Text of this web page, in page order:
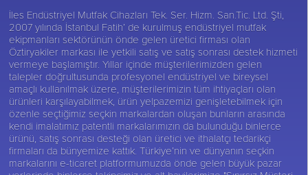
İles Endüstriyel Mutfak Cihazları Tek. Ser. Hizm. San.Tic. Ltd. Şti,
2007 yılında İstanbul Fatih’ de kurulmuş endüstriyel mutfak
ekipmanları sektörünün önde gelen üretici firması olan
Öztiryakiler markası ile yetkili satış ve satış sonrası destek hizmeti
vermeye başlamıştır. Yıllar içinde müşterilerimizden gelen
talepler doğrultusunda profesyonel endüstriyel ve bireysel
amaçlı kullanılmak üzere, müşterilerimizin tüm ihtiyaçları olan
ürünleri karşılayabilmek, ürün yelpazemizi genişletebilmek için
özenle seçtiğimiz seçkin markalardan oluşan bunların arasında
kendi imalatımız patentli markalarımızın da bulunduğu binlerce
ürünü, satış sonrası desteği olan üretici ve ithalatçı tedarikçi
firmaları da bünyemize kattık. Türkiye’nin ve dünyanın seçkin
markalarını e-ticaret platformumuzda önde gelen büyük pazar